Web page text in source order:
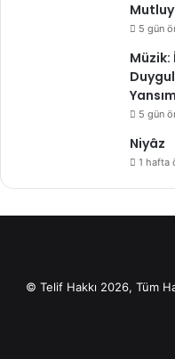
5 gün
Müzik:
5 gün
Niyâz
1 hafta
© Telif Hakkı 2026, Tüm